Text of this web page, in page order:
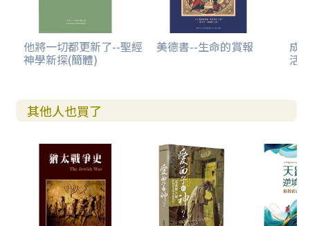
他將一切都更新了--聖經
神學新探(簡體)
美德書--生命的賞報 成
活
其他人也買了